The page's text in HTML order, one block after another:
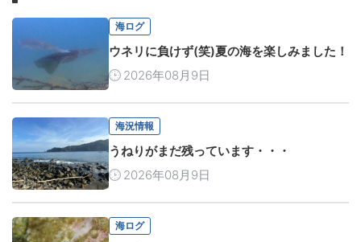
海ログ
ウネリに負けず(笑)夏の海を楽しみました！
2026年08月9日
海況情報
うねりがまだ残っています・・・
2026年08月9日
海ログ